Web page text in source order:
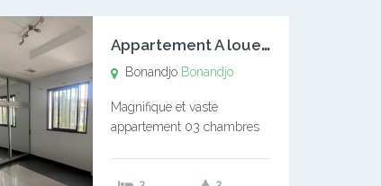
A
ppartement A louer Bonandjo
Bonandjo Bonandjo
Magnifique et vaste
appartement 03 chambres